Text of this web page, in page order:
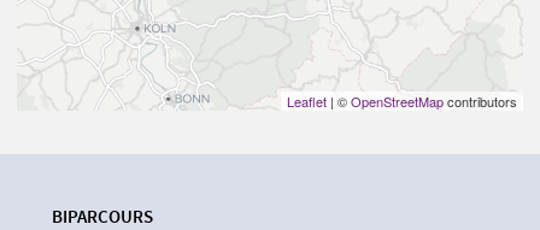
Leaflet | ©OpenStreetMapcontributors
BIPARCOURS